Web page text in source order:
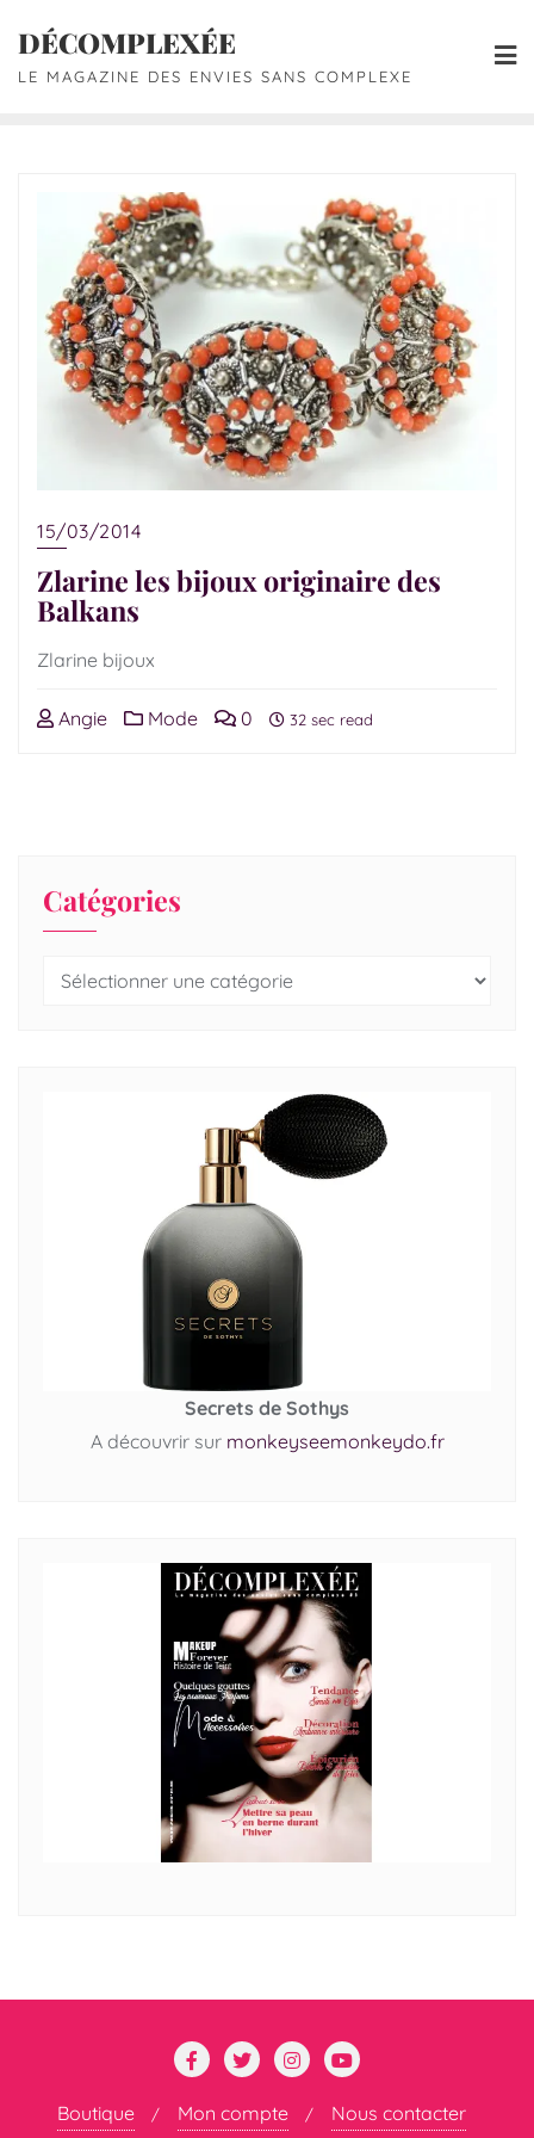
DÉCOMPLEXÉE
LE MAGAZINE DES ENVIES SANS COMPLEXE
15/03/2014
Zlarine les bijoux originaire des
Balkans
Zlarine bijoux
Angie Mode 0 32 sec read
Catégories
Secrets de Sothys
A découvrir sur monkeyseemonkeydo.fr
Boutique Mon compte
Nous contacter